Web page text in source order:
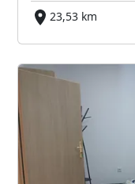
23,53 km